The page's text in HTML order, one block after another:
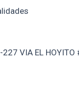
VIA EL HOYITO